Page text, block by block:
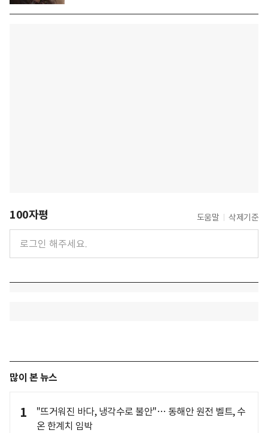
100자평 도움말 삭제기준
많이 본 뉴스
1
"뜨거워진 바다, 냉각수로 불안"… 동해안 원전 벨트, 수
온 한계치 임박